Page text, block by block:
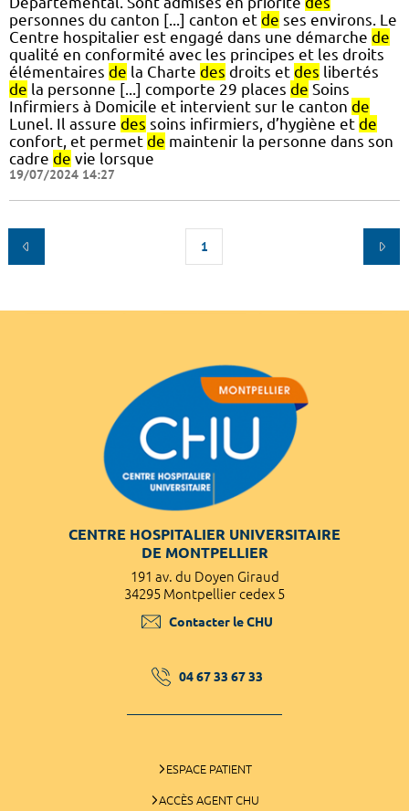
personnes du canton [...] canton et de ses environs. Le
Centre hospitalier est engagé dans une démarche de
qualité en conformité avec les principes et les droits
élémentaires de la Charte des droits et des libertés
de la personne [...] comporte 29 places de Soins
Infirmiers à Domicile et intervient sur le canton de
Lunel. Il assure des soins infirmiers, d’hygiène et de
confort, et permet de maintenir la personne dans son
cadre de vie lorsque
19/07/2024 14:27
1
CENTRE HOSPITALIER UNIVERSITAIRE
DE MONTPELLIER
191 av. du Doyen Giraud
34295 Montpellier cedex 5
Contacter le CHU
04 67 33 67 33
ESPACE PATIENT
ACCÈS AGENT CHU